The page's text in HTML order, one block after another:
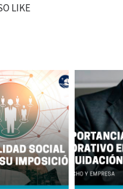
LIKE